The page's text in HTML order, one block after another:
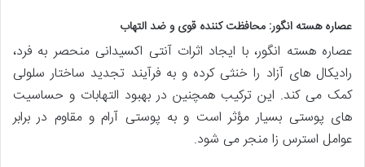
عصاره هسته انگور: محافظت کننده قوی و ضد التهاب
عصاره هسته انگور، با ایجاد اثرات آنتی اکسیدانی منحصر به فرد،
رادیکال های آزاد را خنثی کرده و به فرآیند تجدید ساختار سلولی
کمک می کند. این ترکیب همچنین در بهبود التهابات و حساسیت
های پوستی بسیار مؤثر است و به پوستی آرام و مقاوم در برابر
عوامل استرس زا منجر می شود.